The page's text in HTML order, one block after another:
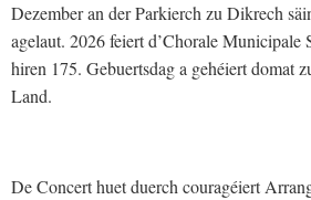
Dezember an der Parkierch zu Dikrech
agelaut. 2026 feiert d’Chorale
hiren 175. Gebuertsdag a gehéiert domat
Land.
De Concert huet duerch couragéiert